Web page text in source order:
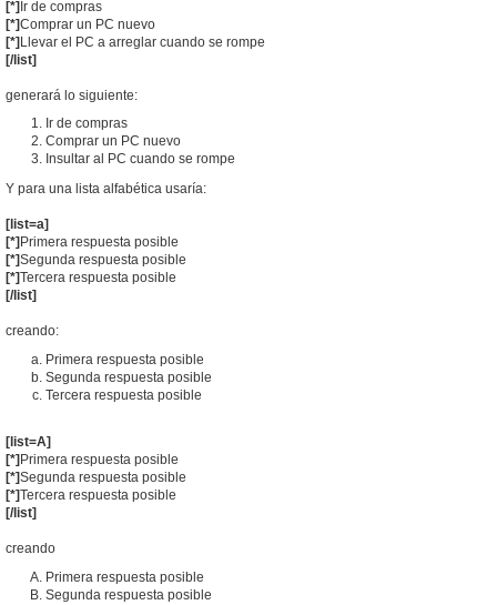
[*]Ir de compras
[*]Comprar un PC nuevo
[*]Llevar el PC a arreglar cuando se rompe
[/list]
generará lo siguiente:
Ir de compras
Comprar un PC nuevo
Insultar al PC cuando se rompe
Y para una lista alfabética usaría:
[list=a]
[*] Primera respuesta posible
[*]Segunda respuesta posible
[*]Tercera respuesta posible
[/list]
creando:
Primera respuesta posible
Segunda respuesta posible
Tercera respuesta posible
[list=A]
[*] Primera respuesta posible
[*]Segunda respuesta posible
[*]Tercera respuesta posible
[/list]
creando
Primera respuesta posible
Segunda respuesta posible